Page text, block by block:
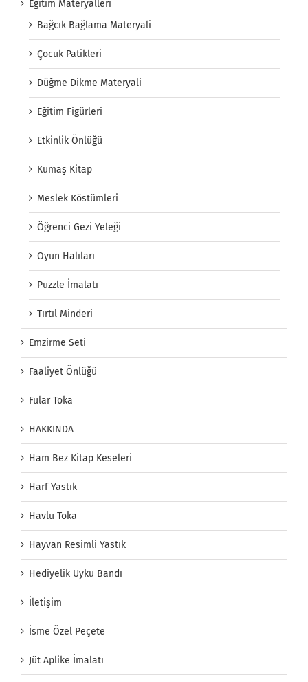
Eğitim Materyalleri
Bağcık Bağlama Materyali
Çocuk Patikleri
Düğme Dikme Materyali
Eğitim Figürleri
Etkinlik Önlüğü
Kumaş Kitap
Meslek Köstümleri
Öğrenci Gezi Yeleği
Oyun Halıları
Puzzle İmalatı
Tırtıl Minderi
Emzirme Seti
Faaliyet Önlüğü
Fular Toka
HAKKINDA
Ham Bez Kitap Keseleri
Harf Yastık
Havlu Toka
Hayvan Resimli Yastık
Hediyelik Uyku Bandı
İletişim
İsme Özel Peçete
Jüt Aplike İmalatı